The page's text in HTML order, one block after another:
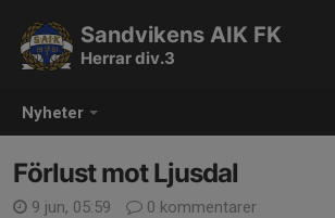
Nyheter
Sandvikens AIK FK
Herrar div.3
Förlust mot Ljusdal
9 jun, 05:59
0 kommentarer